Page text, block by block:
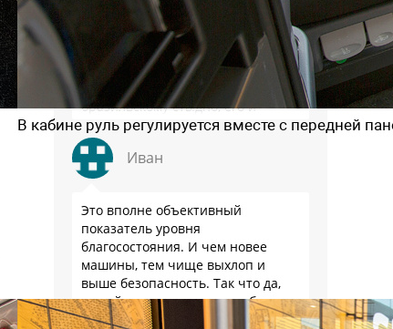
В кабине руль регулируется вместе с передней
Именно стыд и виноват в том что
Бразилия опередила РФ в
продажах авто - нашему
государству не стыдно повышать
утили и налоги с населения, а
бразильскому стыдно, его и
смести могут на …
Иван
Это вполне объективный
показатель уровня
благосостояния. И чем новее
машины, тем чище выхлоп и
выше безопасность. Так что да,
новый машины помогают быть
здоровее.